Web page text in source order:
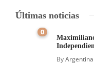
Últimas noticias
0
ByArgentina